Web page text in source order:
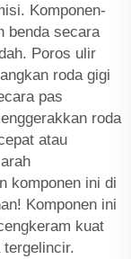
Komponen-
benda secara
Poros ulir
roda gigi
pas
roda
atau
komponen ini di
Komponen ini
kuat
tergelincir.